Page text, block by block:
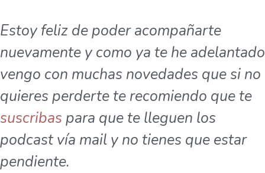
Estoy feliz de poder acompañarte
nuevamente y como ya te he adelantado
vengo con muchas novedades que si no
quieres perderte te recomiendo que te
suscribas para que te lleguen los
podcast vía mail y no tienes que estar
pendiente.